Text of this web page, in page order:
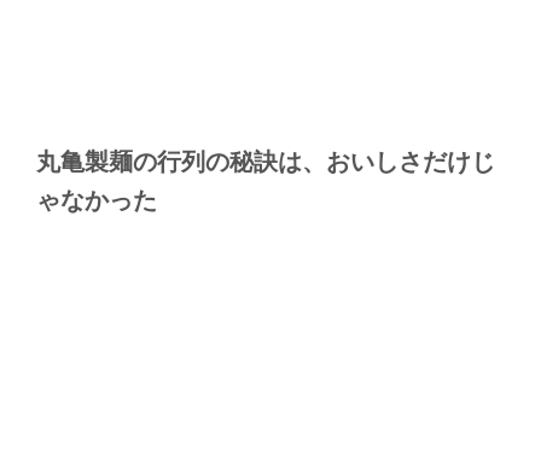
丸亀製麺の行列の秘訣は、おいしさだけじ
ゃなかった